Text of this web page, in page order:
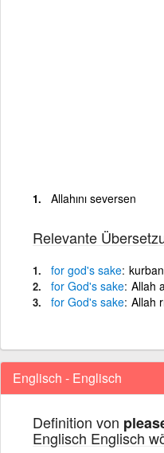
Allahını seversen
Relevante
for god's sake
for God's sake Allah
for God's sake Allah
Englisch - Englisch
Definition von
Englisch Englisch